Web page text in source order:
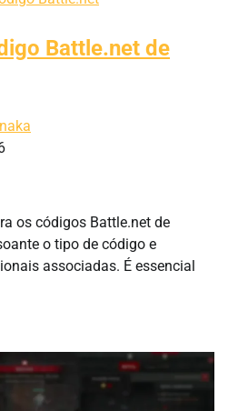
Battle.net de
os códigos Battle.net de
o tipo de código e
associadas. É essencial